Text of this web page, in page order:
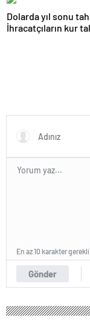
Dolarda yıl sonu
İhracatçıların kur
Gönder
En az 10 karakter gerekli